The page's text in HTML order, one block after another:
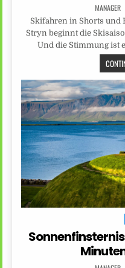
MANAGER
Skifahren in Shorts und
Stryn beginnt die
Und die Stimmung ist